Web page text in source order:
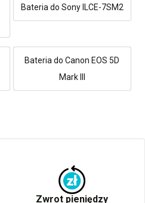
Bateria do Sony ILCE-7SM2
Bateria do Canon EOS 5D
Mark III
Zwrot pieniędzy